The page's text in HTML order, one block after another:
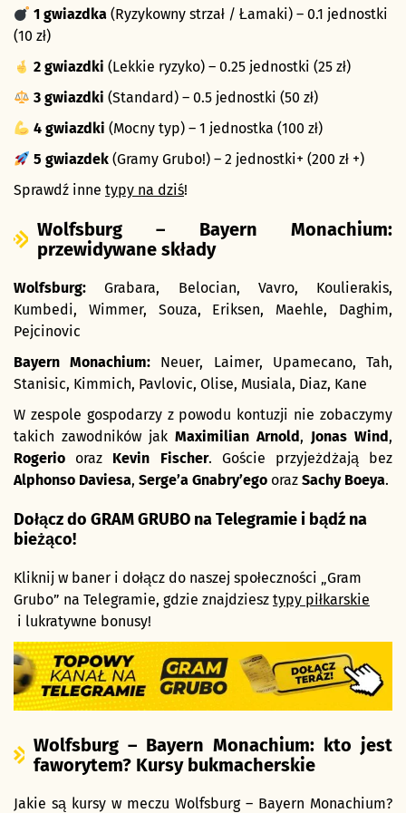
1 gwiazdka (Ryzykowny strzał / Łamaki) – 0.1 jednostki
(10 zł)
2 gwiazdki (Lekkie ryzyko) – 0.25 jednostki (25 zł)
3 gwiazdki (Standard) – 0.5 jednostki (50 zł)
4 gwiazdki (Mocny typ) – 1 jednostka (100 zł)
5 gwiazdek (Gramy Grubo!) – 2 jednostki+ (200 zł +)
Sprawdź inne typy na dziś!
Wolfsburg – Bayern Monachium:
przewidywane składy
Wolfsburg: Grabara, Belocian, Vavro, Koulierakis,
Kumbedi, Wimmer, Souza, Eriksen, Maehle, Daghim,
Pejcinovic
Bayern Monachium: Neuer, Laimer, Upamecano, Tah,
Stanisic, Kimmich, Pavlovic, Olise, Musiala, Diaz, Kane
W zespole gospodarzy z powodu kontuzji nie zobaczymy
takich zawodników jak Maximilian Arnold, Jonas Wind,
Rogerio oraz Kevin Fischer. Goście przyjeżdżają bez
Alphonso Daviesa, Serge’a Gnabry’ego oraz Sachy Boeya.
Dołącz do GRAM GRUBO na Telegramie i bądź na
bieżąco!
Kliknij w baner i dołącz do naszej społeczności „Gram
Grubo” na Telegramie, gdzie znajdziesz typy piłkarskie
i lukratywne bonusy!
Wolfsburg – Bayern Monachium: kto jest
faworytem? Kursy bukmacherskie
Jakie są kursy w meczu Wolfsburg – Bayern Monachium?